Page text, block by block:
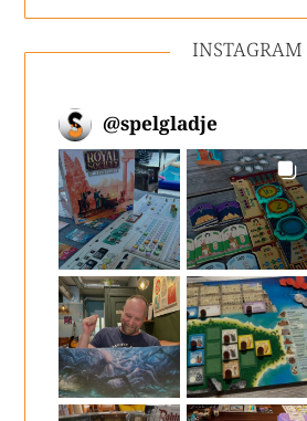
INSTAGRAM
@spelgladje